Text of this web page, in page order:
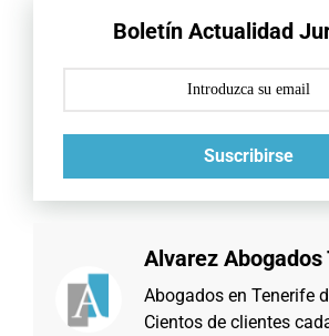
Boletín Actualidad
Suscribirse
Alvarez Abogados
Abogados en Tenerife
Cientos de clientes